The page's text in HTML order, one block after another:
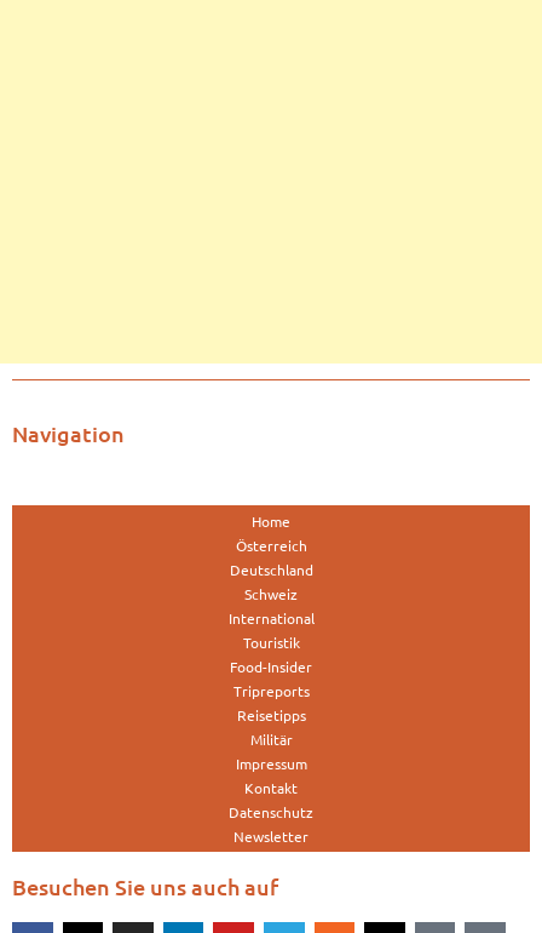
Navigation
Home
Österreich
Deutschland
Schweiz
International
Touristik
Food-Insider
Tripreports
Reisetipps
Militär
Impressum
Kontakt
Datenschutz
Newsletter
Besuchen Sie uns auch auf